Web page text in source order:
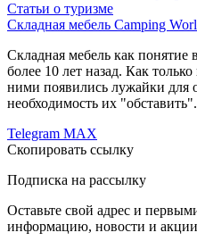
Статьи о туризме
Складная мебель Camping
Складная мебель как понятие
более 10 лет назад. Как
ними появились лужайки для
необходимость их "обставить".
Telegram MAX
Скопировать ссылку
Подписка на рассылку
Оставьте свой адрес и
информацию, новости и